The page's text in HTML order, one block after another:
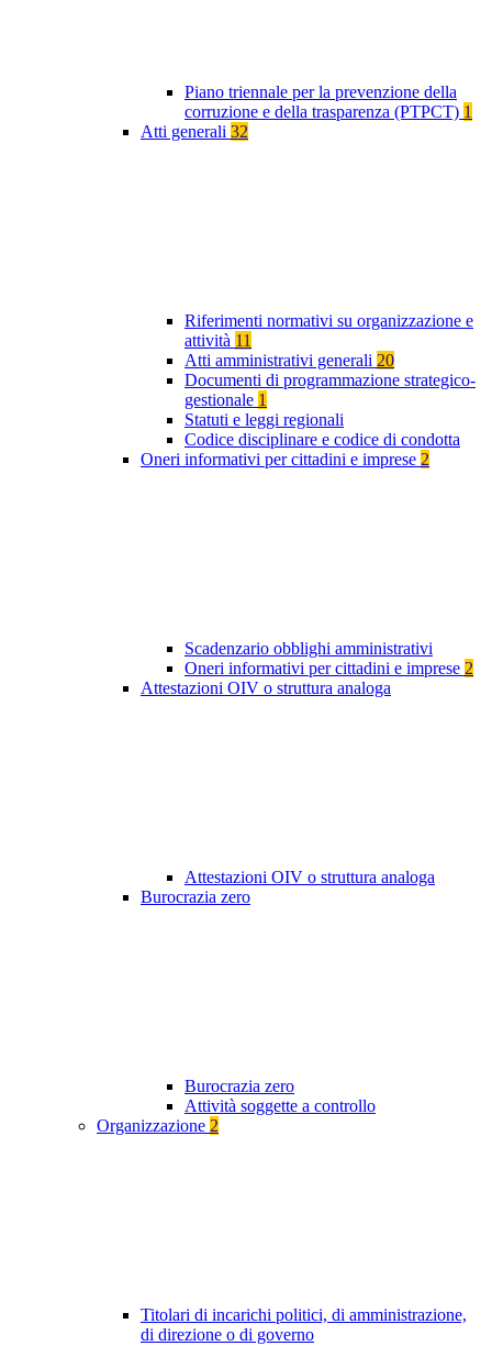
Piano triennale per la prevenzione della
corruzione e della trasparenza (PTPCT) 1
Atti generali 32
Riferimenti normativi su organizzazione e
attività 11
Atti amministrativi generali 20
Documenti di programmazione strategico-
gestionale 1
Statuti e leggi regionali
Codice disciplinare e codice di condotta
Oneri informativi per cittadini e imprese 2
Scadenzario obblighi amministrativi
Oneri informativi per cittadini e imprese 2
Attestazioni OIV o struttura analoga
Attestazioni OIV o struttura analoga
Burocrazia zero
Burocrazia zero
Attività soggette a controllo
Organizzazione 2
Titolari di incarichi politici, di amministrazione,
di direzione o di governo